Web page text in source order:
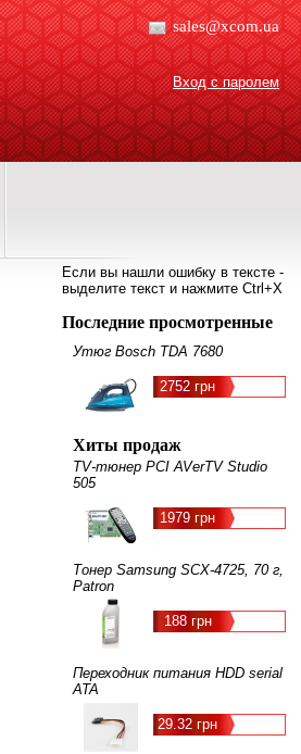
sales@xcom.ua
Вход с паролем
Если вы нашли ошибку в тексте -
выделите текст и нажмите Ctrl+X
Последние просмотренные
Утюг Bosch TDA 7680
2752 грн
Хиты продаж
TV-тюнер PCI AVerTV Studio
505
1979 грн
Тонер Samsung SCX-4725, 70 г,
Patron
188 грн
Переходник питания HDD serial
ATA
29.32 грн